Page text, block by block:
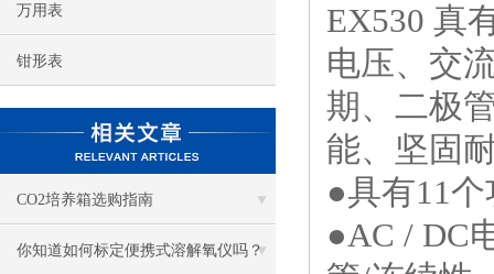
万用表
钳形表
CO2培养箱选购指南
你知道如何标定便携式溶解氧仪吗？
EX530 真
电压、交
期、二极
能、坚固
●具有11
●AC / DC